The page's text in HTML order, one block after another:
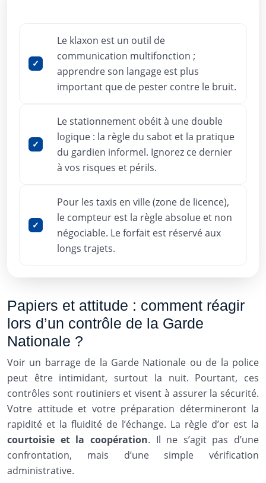
Le klaxon est un outil de
communication multifonction ;
apprendre son langage est plus
important que de pester contre le bruit.
Le stationnement obéit à une double
logique : la règle du sabot et la pratique
du gardien informel. Ignorez ce dernier
à vos risques et périls.
Pour les taxis en ville (zone de licence),
le compteur est la règle absolue et non
négociable. Le forfait est réservé aux
longs trajets.
Papiers et attitude : comment réagir
lors d’un contrôle de la Garde
Nationale ?
Voir un barrage de la Garde Nationale ou de la police
peut être intimidant, surtout la nuit. Pourtant, ces
contrôles sont routiniers et visent à assurer la sécurité.
Votre attitude et votre préparation détermineront la
rapidité et la fluidité de l’échange. La règle d’or est la
courtoisie et la coopération. Il ne s’agit pas d’une
confrontation, mais d’une simple vérification
administrative.